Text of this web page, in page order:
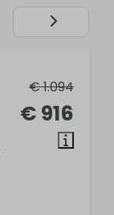
€ 1.094
€ 916